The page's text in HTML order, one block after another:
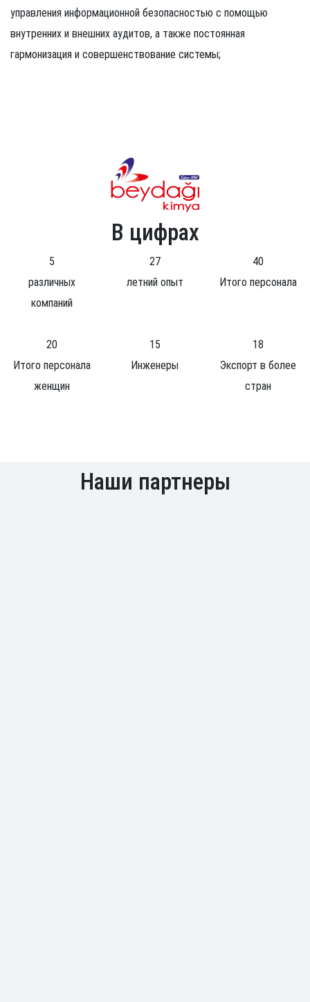
управления информационной безопасностью с помощью
внутренних и внешних аудитов, а также постоянная
гармонизация и совершенствование системы;
В цифрах
5
различных
компаний
27
летний опыт
40
Итого персонала
20
Итого персонала
женщин
15
Инженеры
18
Экспорт в более
стран
Наши партнеры